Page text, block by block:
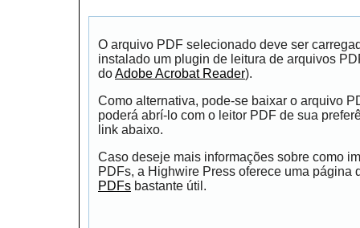
O arquivo PDF selecionado deve ser
instalado um plugin de leitura de arquivos
doAdobe Acrobat Reader).
Como alternativa, pode-se baixar o arquivo
poderá abrí-lo com o leitor PDF de sua
link abaixo.
Caso deseje mais informações sobre como
PDFs, a Highwire Press oferece uma página
PDFs bastante útil.